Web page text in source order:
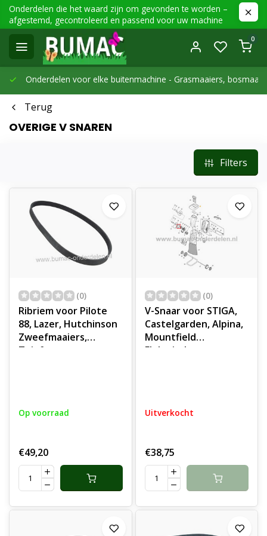
Onderdelen die het waard zijn om gevonden te worden –
afgestemd, gecontroleerd en passend voor uw machine
0
Onderdelen voor elke buitenmachine - Grasmaaiers,
Terug
OVERIGE V SNAREN
Filters
(0)
Ribriem voor Pilote
88, Lazer, Hutchinson
Zweefmaaiers,
Tuinfrezen,
Op voorraad
€49,20
(0)
V-Snaar voor STIGA,
Castelgarden, Alpina,
Mountfield
Elektrische
HACKSLER 4020/2200,
Uitverkocht
€38,75